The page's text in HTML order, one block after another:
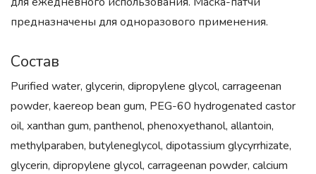
предназначены для одноразового применения.
Состав
Purified water, glycerin, dipropylene glycol, carrageenan
powder, kaereop bean gum, PEG-60 hydrogenated castor
oil, xanthan gum, panthenol, phenoxyethanol, allantoin,
methylparaben, butyleneglycol, dipotassium glycyrrhizate,
glycerin, dipropylene glycol, carrageenan powder, calcium